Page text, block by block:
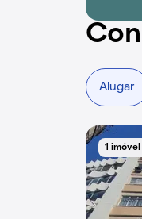
Alugar
1